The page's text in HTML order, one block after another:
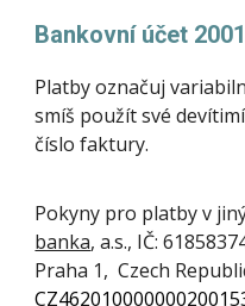
Bankovní účet
Platby označuj
smíš použít své
číslo faktury.
Pokyny pro platby v
banka, a.s., IČ:
Praha 1, Czech
CZ